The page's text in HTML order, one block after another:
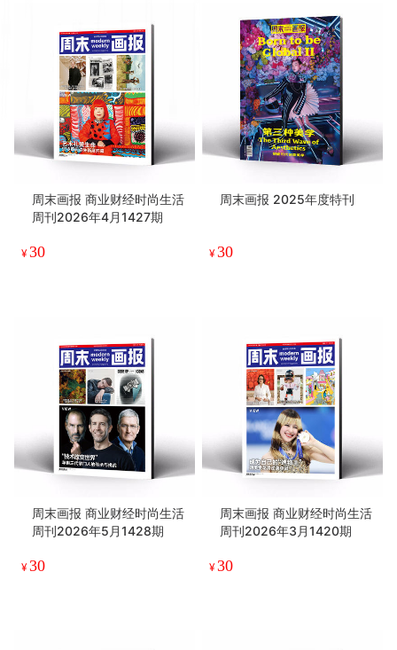
周末画报 商业财经时尚生活
周刊2026年4月1427期
¥30
周末画报 2025年度特刊
¥30
周末画报 商业财经时尚生活
周刊2026年5月1428期
¥30
周末画报 商业财经时尚生活
周刊2026年3月1420期
¥30